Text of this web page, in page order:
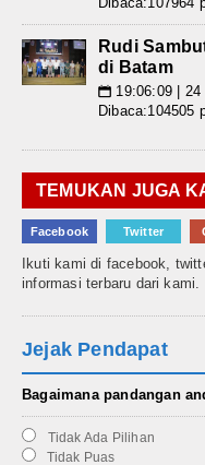
Rudi
di Batam
📅 19:06:09 | 24
Dibaca:104505
TEMUKAN JUGA
Facebook Twitter
Ikuti kami di facebook,
informasi terbaru dari kami.
Jejak Pendapat
Bagaimana pandangan
Tidak Ada Pilihan
Tidak Puas